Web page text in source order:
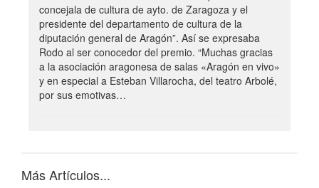
concejala de cultura de ayto. de Zaragoza y el
presidente del departamento de cultura de la
diputación general de Aragón”. Así se expresaba
Rodo al ser conocedor del premio. “Muchas gracias
a la asociación aragonesa de salas «Aragón en vivo»
y en especial a Esteban Villarocha, del teatro Arbolé,
por sus emotivas…
Más Artículos...